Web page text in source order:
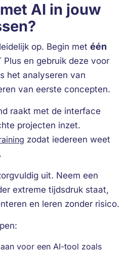
AI in jouw
op. Begin met één
Plus en gebruik deze voor
het analyseren van
van eerste concepten.
raakt met de interface
projecten inzet.
zodat iedereen weet
uit. Neem een
extreme tijdsdruk staat,
en leren zonder risico.
voor een AI-tool zoals